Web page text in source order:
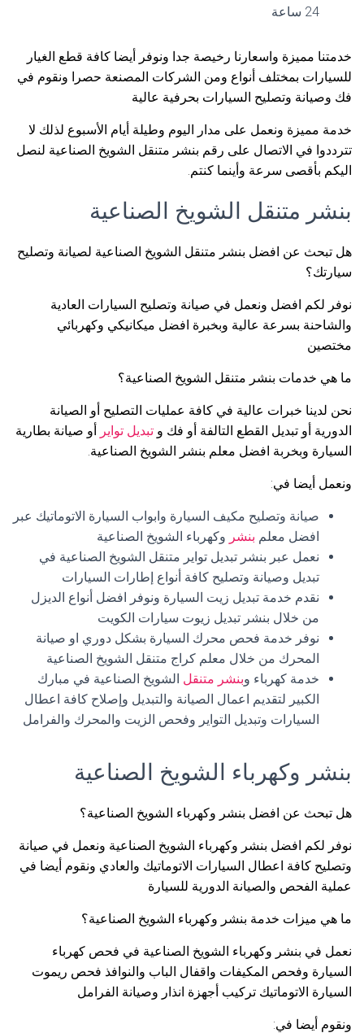
24 ساعة
خدمتنا مميزة واسعارنا رخيصة جدا ونوفر أيضا كافة قطع الغيار
للسيارات بمختلف أنواع ومن الشركات المصنعة حصرا ونقوم في
فك وصيانة وتصليح السيارات بحرفية عالية
خدمة مميزة ونعمل على مدار اليوم وطيلة أيام الأسبوع لذلك لا
تترددوا في الاتصال على رقم بنشر متنقل الشويخ الصناعية لنصل
اليكم بأقصى سرعة وأينما كنتم.
بنشر متنقل الشويخ الصناعية
هل تبحث عن افضل بنشر متنقل الشويخ الصناعية لصيانة وتصليح
سيارتك؟
نوفر لكم افضل ونعمل في صيانة وتصليح السيارات العادية
والشاحنة بسرعة عالية وبخبرة افضل ميكانيكي وكهربائي
مختصين
ما هي خدمات بنشر متنقل الشويخ الصناعية؟
نحن لدينا خبرات عالية في كافة عمليات التصليح أو الصيانة
الدورية أو تبديل القطع التالفة أو فك و تبديل تواير أو صيانة بطارية
السيارة وبخربة افضل معلم بنشر الشويخ الصناعية.
ونعمل أيضا في:
صيانة وتصليح مكيف السيارة وابواب السيارة الاتوماتيك عبر
افضل معلم بنشر وكهرباء الشويخ الصناعية
نعمل عبر بنشر تبديل تواير متنقل الشويخ الصناعية في
تبديل وصيانة وتصليح كافة أنواع إطارات السيارات
نقدم خدمة تبديل زيت السيارة ونوفر افضل أنواع الديزل
من خلال بنشر تبديل زيوت سيارات الكويت
نوفر خدمة فحص محرك السيارة بشكل دوري او صيانة
المحرك من خلال معلم كراج متنقل الشويخ الصناعية
خدمة كهرباء وبنشر متنقل الشويخ الصناعية في مبارك
الكبير لتقديم اعمال الصيانة والتبديل وإصلاح كافة اعطال
السيارات وتبديل التواير وفحص الزيت والمحرك والفرامل
بنشر وكهرباء الشويخ الصناعية
هل تبحث عن افضل بنشر وكهرباء الشويخ الصناعية؟
نوفر لكم افضل بنشر وكهرباء الشويخ الصناعية ونعمل في صيانة
وتصليح كافة اعطال السيارات الاتوماتيك والعادي ونقوم أيضا في
عملية الفحص والصيانة الدورية للسيارة
ما هي ميزات خدمة بنشر وكهرباء الشويخ الصناعية؟
نعمل في بنشر وكهرباء الشويخ الصناعية في فحص كهرباء
السيارة وفحص المكيفات واقفال الباب والنوافذ فحص ريموت
السيارة الاتوماتيك تركيب أجهزة انذار وصيانة الفرامل
ونقوم أيضا في: